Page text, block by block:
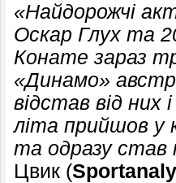
«Найдорожчі
Оскар Глух та
Конате зараз
«Динамо»
відстав від них
літа прийшов у
та одразу став
Цвик (